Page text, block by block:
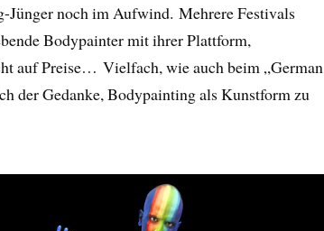
Jünger noch im Aufwind. Mehrere Festivals
Bodypainter mit ihrer Plattform,
auf Preise… Vielfach, wie auch beim „German
der Gedanke, Bodypainting als Kunstform zu